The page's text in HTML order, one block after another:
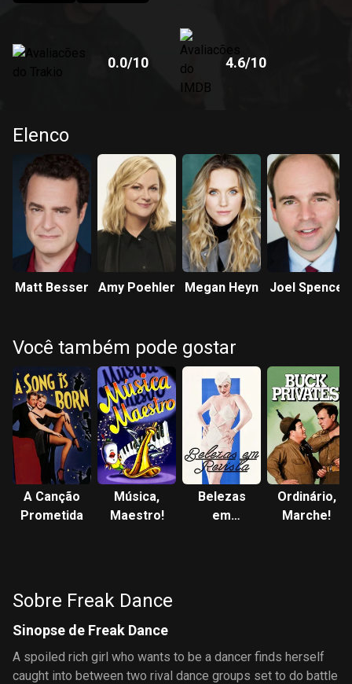
0.0/10 4.6/10
Elenco
Matt Besser Amy Poehler Megan Heyn Joel Spence
Você também pode gostar
A Canção
Prometida
Música,
Maestro!
Belezas
em
Ordinário,
Marche!
Sobre Freak Dance
Sinopse de Freak Dance
A spoiled rich girl who wants to be a dancer finds herself
caught into between two rival dance groups set to do battle